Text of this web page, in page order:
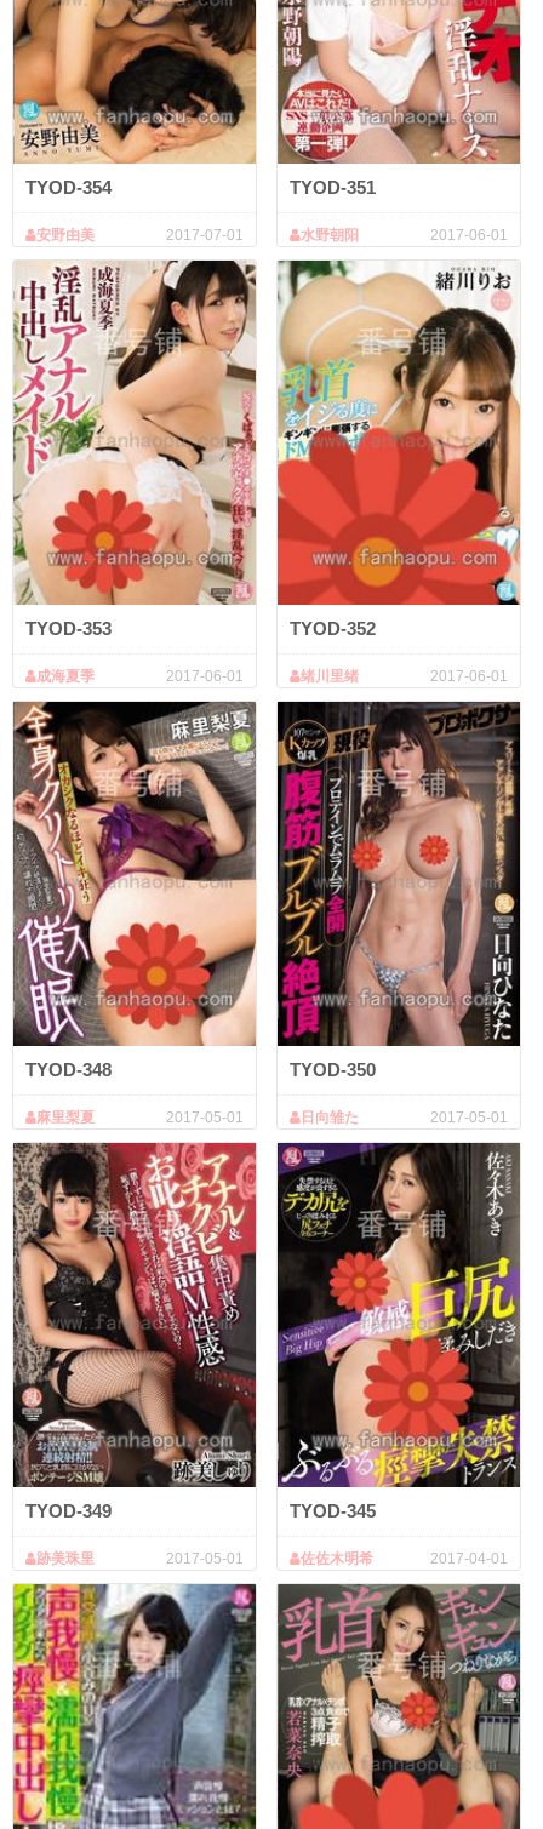
TYOD-354
2017-07-01
安野由美
TYOD-351
2017-06-01
水野朝阳
TYOD-353
2017-06-01
成海夏季
TYOD-352
2017-06-01
绪川里绪
TYOD-348
2017-05-01
麻里梨夏
TYOD-350
2017-05-01
日向雏た
TYOD-349
2017-05-01
跡美珠里
TYOD-345
2017-04-01
佐佐木明希